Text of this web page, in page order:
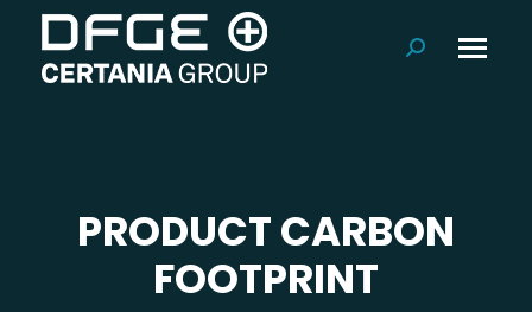
Suchen:
PRODUCT CARBON
FOOTPRINT